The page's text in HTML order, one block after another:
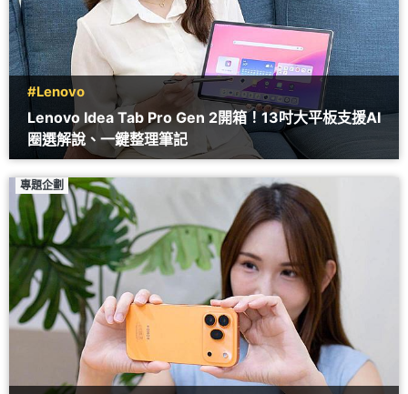
#Lenovo
Lenovo Idea Tab Pro Gen 2開箱！13吋大平板支援AI
圈選解說、一鍵整理筆記
專題企劃